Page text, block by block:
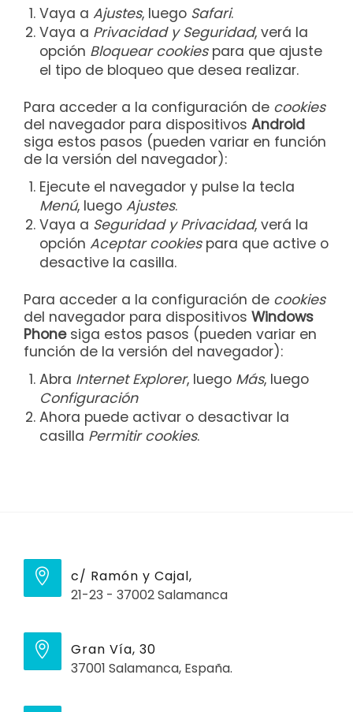
Vaya a Ajustes, luego Safari.
Vaya a Privacidad y Seguridad, verá la
opción Bloquear cookiespara que ajuste
el tipo de bloqueo que desea realizar.
Para acceder a la configuración de cookies
del navegador para dispositivos Android
siga estos pasos (pueden variar en función
de la versión del navegador):
Ejecute el navegador y pulse la tecla
Menú, luego Ajustes.
Vaya a Seguridad y Privacidad, verá la
opción Aceptar cookiespara que active o
desactive la casilla.
Para acceder a la configuración de cookies
del navegador para dispositivos Windows
Phonesiga estos pasos (pueden variar en
función de la versión del navegador):
Abra Internet Explorer, luego Más, luego
Configuración
Ahora puede activar o desactivar la
casilla Permitir cookies.
c/ Ramón y Cajal,
21-23 - 37002 Salamanca
Gran Vía, 30
37001 Salamanca, España.